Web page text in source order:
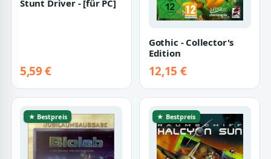
Stunt Driver - [für PC]
5,59 €
Gothic - Collector's
Edition
12,15 €
★ Bestpreis ★ Bestpreis